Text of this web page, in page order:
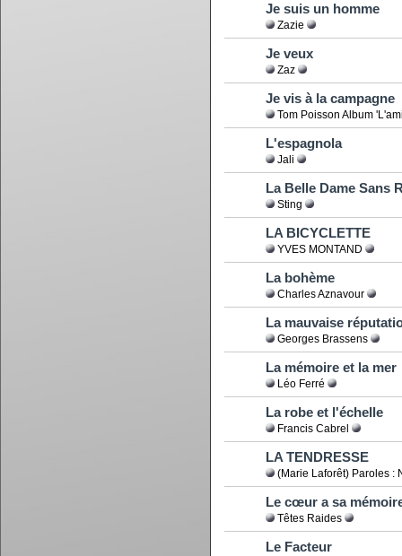
Je suis un homme
Zazie
Je veux
Zaz
Je vis à la campagne
Tom Poisson Album
L'espagnola
Jali
La Belle Dame Sans
Sting
LA BICYCLETTE
YVES MONTAND
La bohème
Charles Aznavour
La mauvaise
Georges Brassens
La mémoire et la mer
Léo Ferré
La robe et l'échelle
Francis Cabrel
LA TENDRESSE
(Marie Laforêt) Paroles :
Le cœur a sa
Têtes Raides
Le Facteur